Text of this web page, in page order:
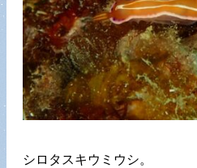
シロタスキウミウシ。